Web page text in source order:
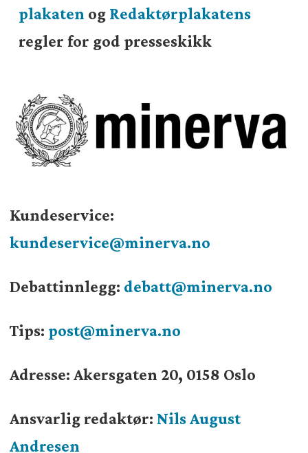
plakaten og Redaktørplakatens
regler for god presseskikk
Kundeservice:
kundeservice@minerva.no
Debattinnlegg: debatt@minerva.no
Tips: post@minerva.no
Adresse: Akersgaten 20, 0158 Oslo
Ansvarlig redaktør: Nils August
Andresen